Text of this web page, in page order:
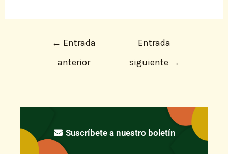
← Entrada
anterior
Entrada
siguiente →
Suscríbete a nuestro boletín